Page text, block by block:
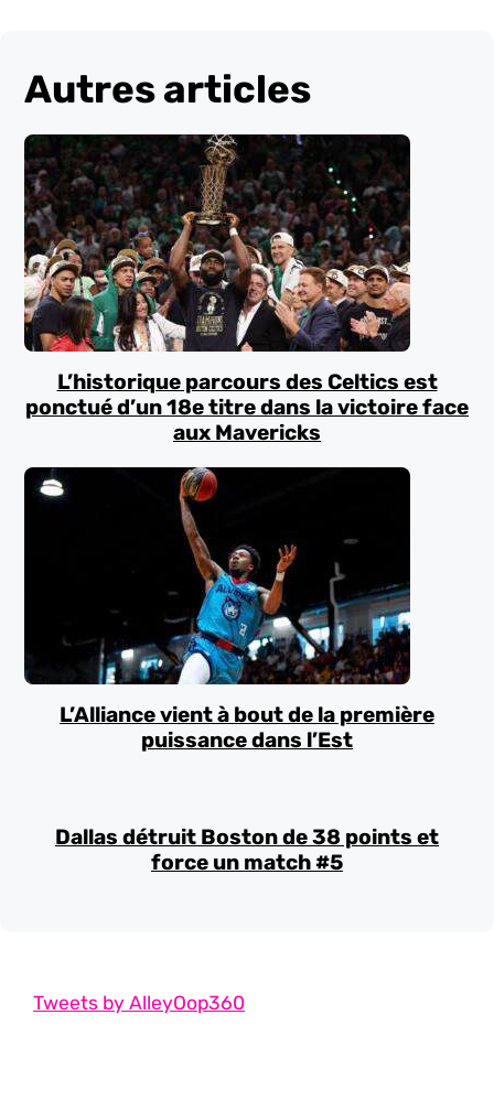
Autres articles
L’historique parcours des Celtics est
ponctué d’un 18e titre dans la victoire face
aux Mavericks
L’Alliance vient à bout de la première
puissance dans l’Est
Dallas détruit Boston de 38 points et
force un match #5
Tweets by AlleyOop360